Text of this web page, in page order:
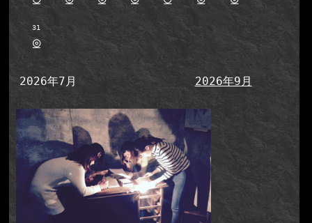
31
◎
2026年7月 2026年9月